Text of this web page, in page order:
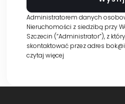
Administratorem danych
Nieruchomości z siedzibą przy
Szczecin (“Administrator”), z
skontaktować przez adres
czytaj więcej